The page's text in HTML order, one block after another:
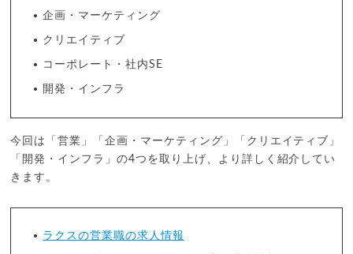
企画・マーケティング
クリエイティブ
コーポレート・社内SE
開発・インフラ
今回は「営業」「企画・マーケティング」「クリエイティブ」
「開発・インフラ」の4つを取り上げ、より詳しく紹介してい
きます。
ラクスの営業職の求人情報